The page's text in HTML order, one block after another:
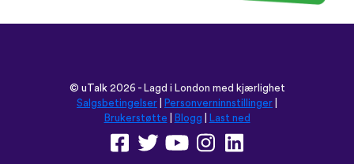
© uTalk2026 - Lagd i London med kjærlighet
Salgsbetingelser
Personverninnstillinger
Brukerstøtte
Blogg Last ned